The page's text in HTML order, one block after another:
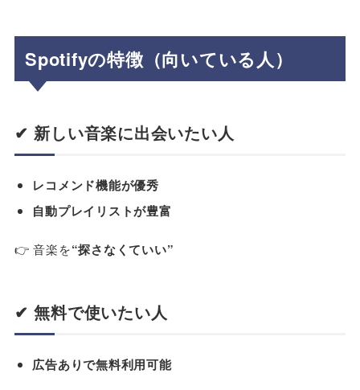
Spotifyの特徴（向いている人）
✔ 新しい音楽に出会いたい人
レコメンド機能が優秀
自動プレイリストが豊富
👉 音楽を“探さなくていい”
✔ 無料で使いたい人
広告ありで無料利用可能